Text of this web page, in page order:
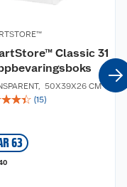
Classic 31
, 50X39X26 CM
☆☆☆ (15)
63